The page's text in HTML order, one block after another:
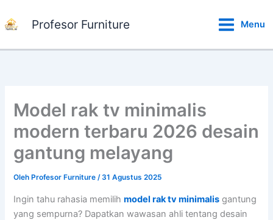
ke
Profesor Furniture Menu
Model rak tv minimalis
modern terbaru 2026 desain
gantung melayang
Oleh Profesor Furniture/31 Agustus 2025
Ingin tahu rahasia memilihmodel rak tv minimalis gantung
yang sempurna? Dapatkan wawasan ahli tentang desain